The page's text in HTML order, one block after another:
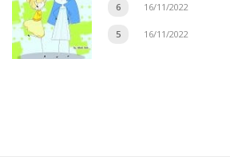
6 16/11/2022
5 16/11/2022